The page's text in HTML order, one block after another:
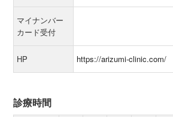
マイナンバー
カード受付
HP https://arizumi-clinic.com/
診療時間